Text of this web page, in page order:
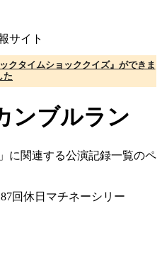
サイト
クタイムショッククイズ』ができま
た
ンブルラン
に関連する公演記録一覧のペ